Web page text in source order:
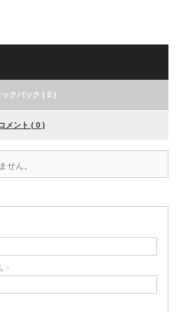
ックバック ( 0 )
メント ( 0 )
せん。
-